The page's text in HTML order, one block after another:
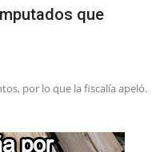
que
por lo que la fiscalía apeló.